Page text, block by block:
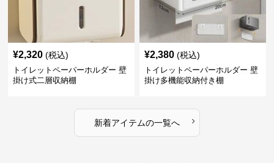
¥2,320 (税込)
トイレットペーパーホルダー 壁
掛け式二層収納棚
¥2,380 (税込)
トイレットペーパーホルダー 壁
掛け多機能収納付き棚
新着アイテムの一覧へ ›